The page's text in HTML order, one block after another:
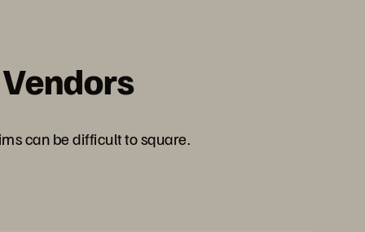
can be difficult to square.